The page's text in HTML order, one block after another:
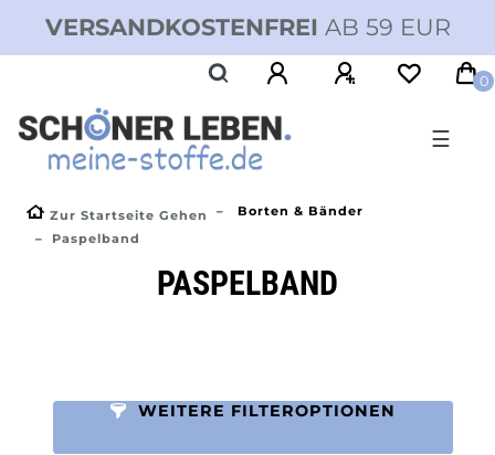
VERSANDKOSTENFREI AB 59 EUR
0
☰
Zur Startseite Gehen
Borten & Bänder
Paspelband
PASPELBAND
WEITERE FILTEROPTIONEN